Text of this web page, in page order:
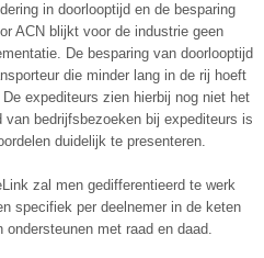
in doorlooptijd en de besparing
ACN blijkt voor de industrie geen
De besparing van doorlooptijd
die minder lang in de rij hoeft
expediteurs zien hierbij nog niet het
van bedrijfsbezoeken bij expediteurs is
duidelijk te presenteren.
zal men gedifferentieerd te werk
specifiek per deelnemer in de keten
met raad en daad.